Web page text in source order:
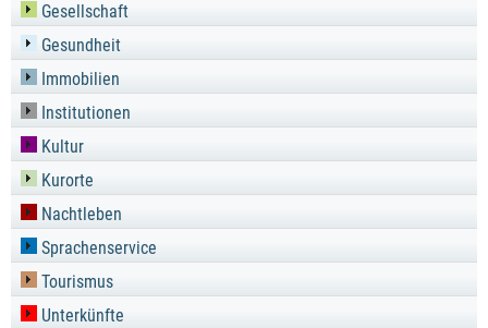
Gesellschaft
Gesundheit
Immobilien
Institutionen
Kultur
Kurorte
Nachtleben
Sprachenservice
Tourismus
Unterkünfte